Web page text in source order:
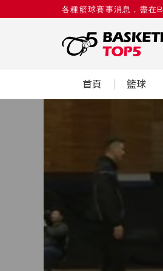
各種籃球賽事消息，盡
首頁 籃球